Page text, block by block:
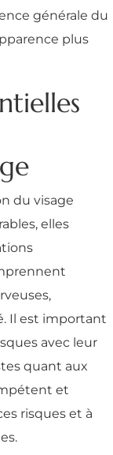
générale du
plus
du visage
elles
Il est important
avec leur
quant aux
et
risques et à